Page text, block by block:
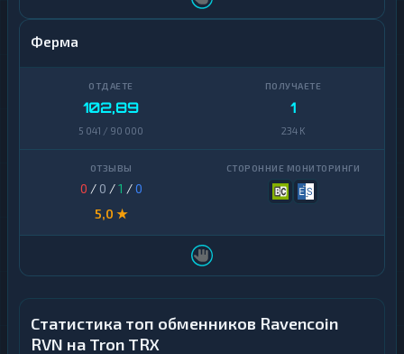
Ферма
102,89
5 041 / 90 000
1
234 K
0 / 0 /1 /0
5,0 ★
Статистика топ обменников Ravencoin
RVN на Tron TRX